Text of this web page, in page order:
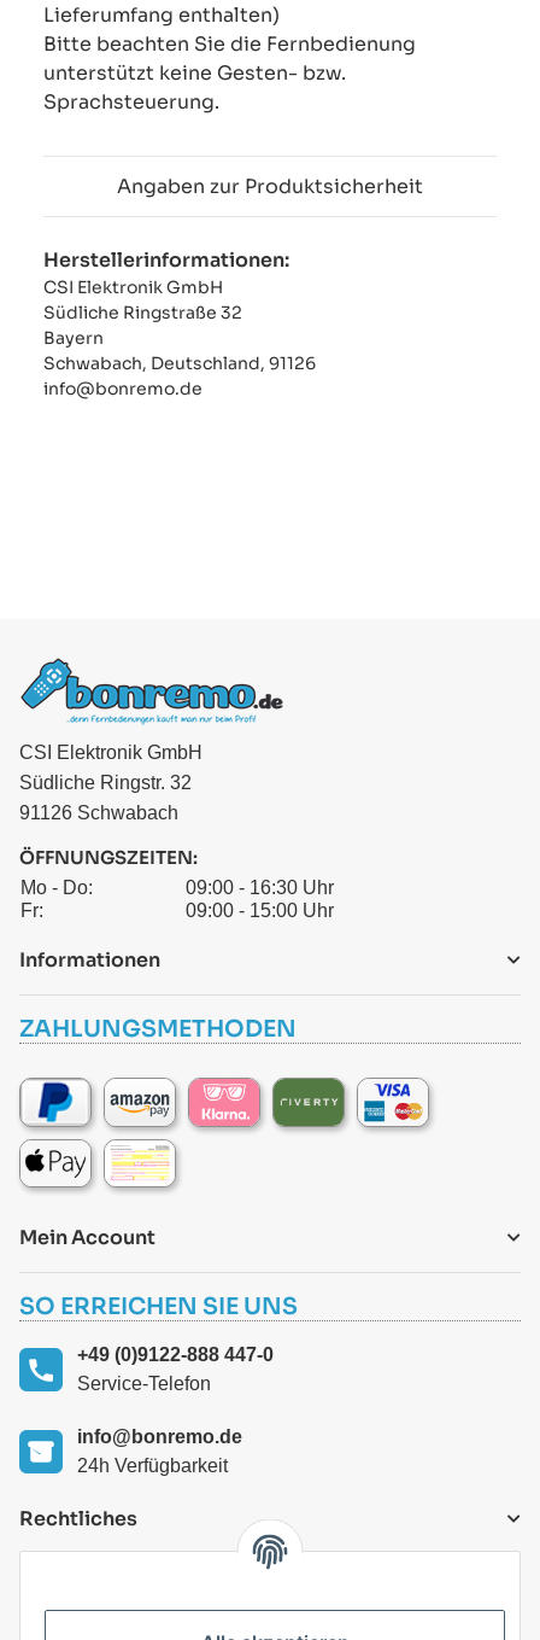
Lieferumfang enthalten)
Bitte beachten Sie die Fernbedienung
unterstützt keine Gesten- bzw.
Sprachsteuerung.
Angaben zur Produktsicherheit
Herstellerinformationen:
CSI Elektronik GmbH
Südliche Ringstraße 32
Bayern
Schwabach, Deutschland, 91126
info@bonremo.de
CSI Elektronik GmbH
Südliche Ringstr. 32
91126 Schwabach
ÖFFNUNGSZEITEN:
Mo - Do:
09:00 - 16:30 Uhr
Fr:
09:00 - 15:00 Uhr
Informationen
ZAHLUNGSMETHODEN
Mein Account
SO ERREICHEN SIE UNS
+49 (0)9122-888 447-0
Service-Telefon
info@bonremo.de
24h Verfügbarkeit
Rechtliches